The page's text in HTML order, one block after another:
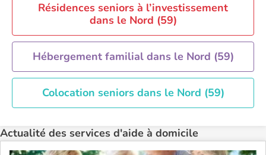
Résidences seniors à l’investissement
dans le Nord (59)
Hébergement familial dans le Nord (59)
Colocation seniors dans le Nord (59)
Actualité des services d'aide à domicile